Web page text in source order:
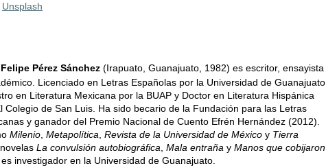
Unsplash
Pérez Sánchez (Irapuato, Guanajuato, 1982) es escritor, ensayista
Licenciado en Letras Españolas por la Universidad de Guanajuato,
en Literatura Mexicana por la BUAP y Doctor en Literatura Hispánica
Colegio de San Luis. Ha sido becario de la Fundación para las Letras
y ganador del Premio Nacional de Cuento Efrén Hernández (2012).
Milenio Metapolítica Revista de la Universidad de México y Tierra
La convulsión autobiográfica Mala entraña y Manos que cobijaron
es investigador en la Universidad de Guanajuato.